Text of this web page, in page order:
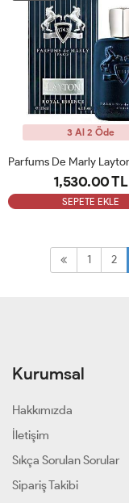
3 Al 2 Öde
1,530.00 TL
SEPETE EKLE
1 2
Kurumsal
Hakkımızda
İletişim
Sıkça Sorulan Sorular
Sipariş Takibi